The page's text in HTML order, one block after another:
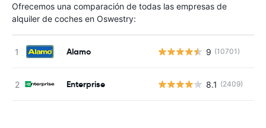
Ofrecemos una comparación de todas las empresas de
alquiler de coches en Oswestry:
Alamo 9 (10701)
Enterprise 8.1 (2409)